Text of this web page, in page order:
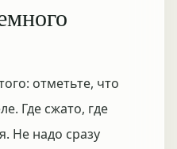
отметьте, что
Где сжато, где
Не надо сразу